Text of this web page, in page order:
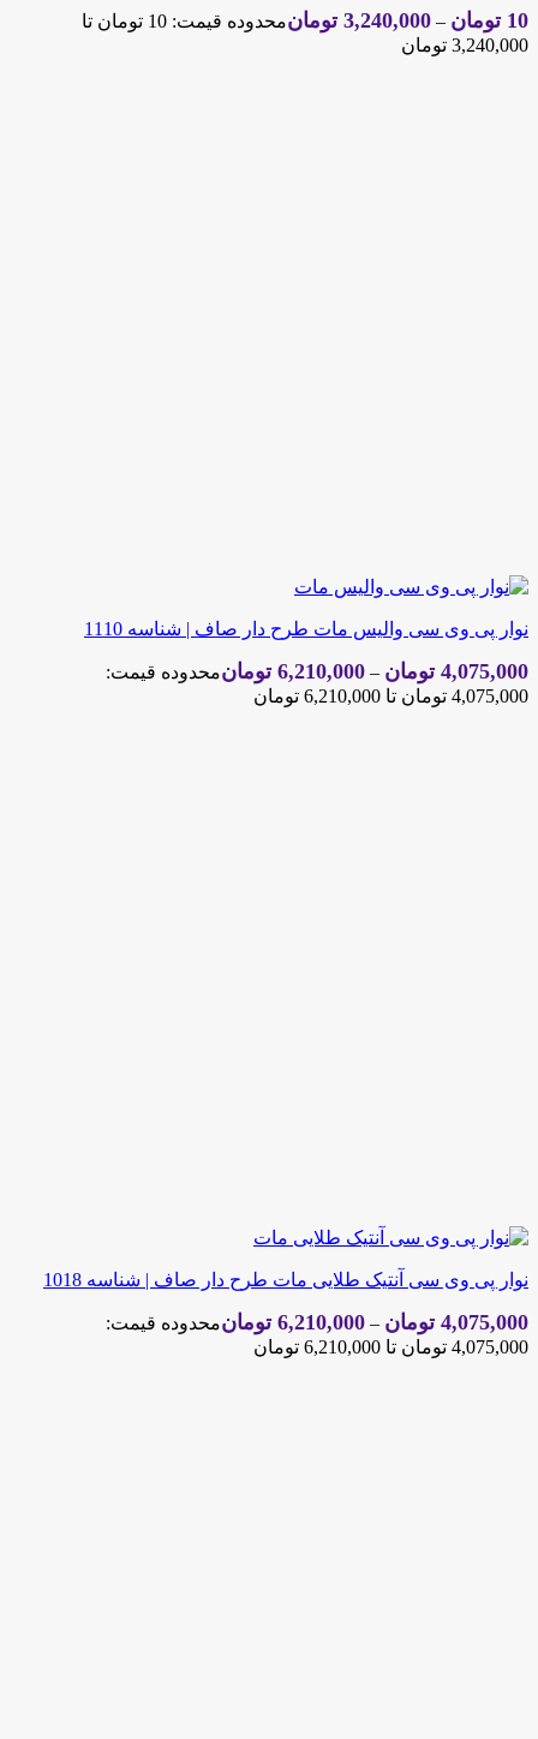
10 تومان –
3,240,000 تومان
محدوده قیمت: 10 تومان تا
3,240,000 تومان
نوار پی وی سی والیس مات طرح دار صاف | شناسه 1110
4,075,000 تومان –
6,210,000 تومانمحدوده قیمت:
4,075,000 تومان تا 6,210,000 تومان
نوار پی وی سی آنتیک طلایی مات طرح دار صاف | شناسه 1018
4,075,000 تومان –
6,210,000 تومانمحدوده قیمت:
4,075,000 تومان تا 6,210,000 تومان